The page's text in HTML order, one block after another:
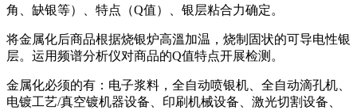
角、缺银等）、特点（Q值）、银层粘合力确定。
将金属化后商品根据烧银炉高溫加温，烧制固状的可导电性银
层。运用频谱分析仪对商品的Q值特点开展检测。
金属化必须的有：电子浆料，全自动喷银机、全自动滴孔机、
电镀工艺/真空镀机器设备、印刷机械设备、激光切割设备、